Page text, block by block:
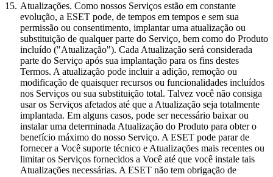
15. Atualizações. Como nossos Serviços estão em constante
evolução, a ESET pode, de tempos em tempos e sem sua
permissão ou consentimento, implantar uma atualização ou
substituição de qualquer parte do Serviço, bem como do Produto
incluído ("Atualização"). Cada Atualização será considerada
parte do Serviço após sua implantação para os fins destes
Termos. A atualização pode incluir a adição, remoção ou
modificação de quaisquer recursos ou funcionalidades incluídos
nos Serviços ou sua substituição total. Talvez você não consiga
usar os Serviços afetados até que a Atualização seja totalmente
implantada. Em alguns casos, pode ser necessário baixar ou
instalar uma determinada Atualização do Produto para obter o
benefício máximo do nosso Serviço. A ESET pode parar de
fornecer a Você suporte técnico e Atualizações mais recentes ou
limitar os Serviços fornecidos a Você até que você instale tais
Atualizações necessárias. A ESET não tem obrigação de